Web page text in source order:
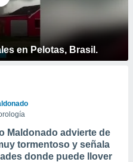
en Pelotas, Brasil.
Maldonado advierte de
tormentoso y señala
donde puede llover